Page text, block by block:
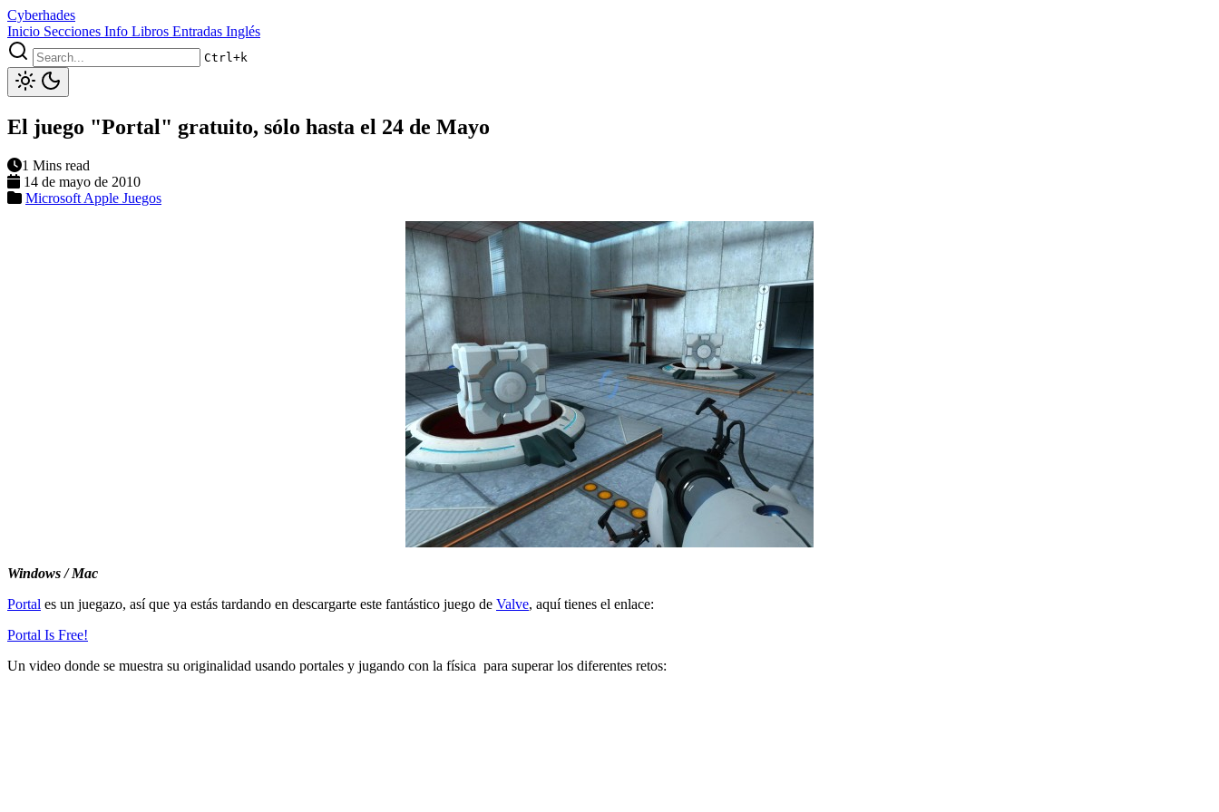
Cyberhades
Inicio Secciones Info Libros Entradas Inglés
Ctrl+k
El juego "Portal" gratuito, sólo hasta el 24 de Mayo
1 Mins read
14 de mayo de 2010
Microsoft Apple Juegos
Windows / Mac
Portal es un juegazo, así que ya estás tardando en descargarte este fantástico juego de Valve, aquí tienes el enlace:
Portal Is Free!
Un video donde se muestra su originalidad usando portales y jugando con la física para superar los diferentes retos: